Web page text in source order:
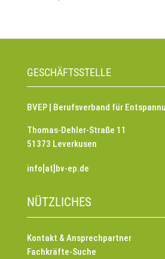
GESCHÄFTSSTELLE
BVEP | Berufsverband für
Thomas-Dehler-Straße 11
51373 Leverkusen
info[at]bv-ep.de
NÜTZLICHES
Kontakt & Ansprechpartner
Fachkräfte-Suche